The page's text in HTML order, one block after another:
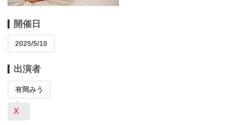
開催日
2025/5/10
出演者
有岡みう
X